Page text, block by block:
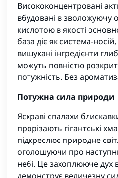
Висококонцентровані
вбудовані в зволожуючу
кислотою в якості
база діє як система-
вишукані інгредієнти
можуть повністю
потужність. Без
Потужна сила природи
Яскраві спалахи
прорізають гігантські
підкреслює природне
оголошуючи про
небі. Це захоплююче
демонструє величезну